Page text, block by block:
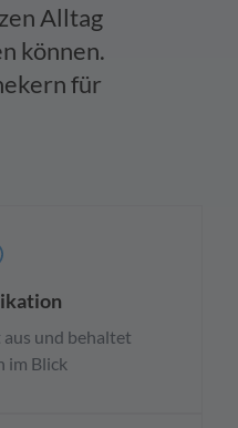
Alltag
können.
für
aus und behaltet
im Blick